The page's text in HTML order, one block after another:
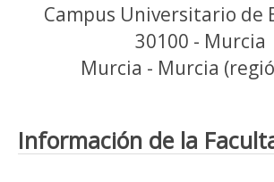
Campus Universitario de
30100 - Murcia
Murcia - Murcia
Información de la